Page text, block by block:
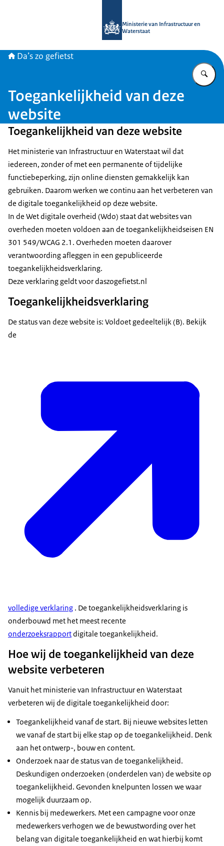
Ministerie van Infrastructuur en
Waterstaat
Da’s zo gefietst
Toegankelijkheid van deze
website
Toegankelijkheid van deze website
Het ministerie van Infrastructuur en Waterstaat wil dat
iedereen, zonder of met een permanente of tijdelijke
functiebeperking, zijn online diensten gemakkelijk kan
gebruiken. Daarom werken we continu aan het verbeteren van
de digitale toegankelijkheid op deze website.
In de Wet digitale overheid (Wdo) staat dat websites van
overheden moeten voldoen aan de toegankelijkheidseisen EN
301 549/WCAG 2.1. Overheden moeten daarover
verantwoording afleggen in een gepubliceerde
toegankelijkheidsverklaring.
Deze verklaring geldt voor daszogefietst.nl
Toegankelijkheidsverklaring
De status van deze website is: Voldoet gedeeltelijk (B). Bekijk
de
volledige verklaring . De toegankelijkheidsverklaring is
onderbouwd met het meest recente
onderzoeksrapportdigitale toegankelijkheid.
Hoe wij de toegankelijkheid van deze
website verbeteren
Vanuit het ministerie van Infrastructuur en Waterstaat
verbeteren wij de digitale toegankelijkheid door:
Toegankelijkheid vanaf de start. Bij nieuwe websites letten
we vanaf de start bij elke stap op de toegankelijkheid. Denk
aan het ontwerp-, bouw en content.
Onderzoek naar de status van de toegankelijkheid.
Deskundigen onderzoeken (onderdelen van) de website op
toegankelijkheid. Gevonden knelpunten lossen we waar
mogelijk duurzaam op.
Kennis bij medewerkers. Met een campagne voor onze
medewerkers verhogen we de bewustwording over het
belang van digitale toegankelijkheid en wat hierbij komt